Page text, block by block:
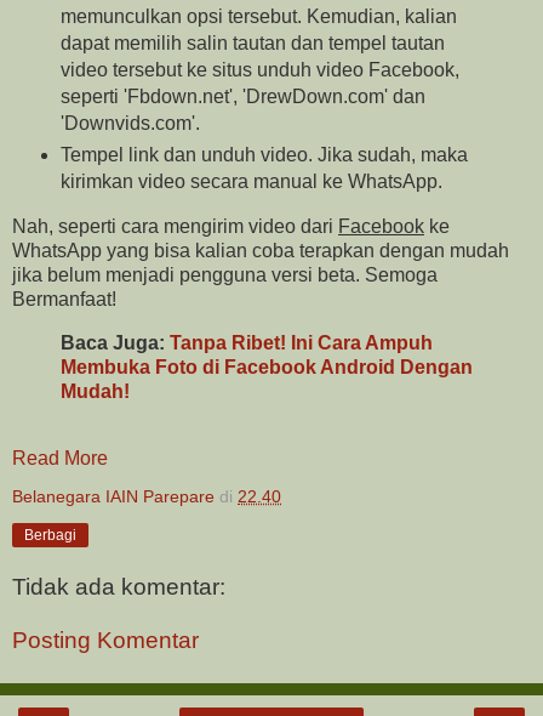
memunculkan opsi tersebut. Kemudian, kalian
dapat memilih salin tautan dan tempel tautan
video tersebut ke situs unduh video Facebook,
seperti 'Fbdown.net', 'DrewDown.com' dan
'Downvids.com'.
Tempel link dan unduh video. Jika sudah, maka
kirimkan video secara manual ke WhatsApp.
Nah, seperti cara mengirim video dari Facebook ke
WhatsApp yang bisa kalian coba terapkan dengan mudah
jika belum menjadi pengguna versi beta. Semoga
Bermanfaat!
Baca Juga: Tanpa Ribet! Ini Cara Ampuh
Membuka Foto di Facebook Android Dengan
Mudah!
Read More
Belanegara IAIN Parepare di 22.40
Berbagi
Tidak ada komentar:
Posting Komentar